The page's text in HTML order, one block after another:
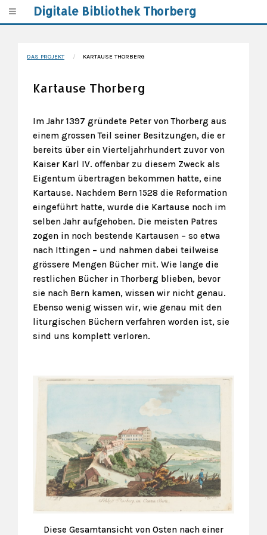
Digitale Bibliothek Thorberg
DAS PROJEKT KARTAUSE THORBERG
Kartause Thorberg
Im Jahr 1397 gründete Peter von Thorberg aus
einem grossen Teil seiner Besitzungen, die er
bereits über ein Vierteljahrhundert zuvor von
Kaiser Karl IV. offenbar zu diesem Zweck als
Eigentum übertragen bekommen hatte, eine
Kartause. Nachdem Bern 1528 die Reformation
eingeführt hatte, wurde die Kartause noch im
selben Jahr aufgehoben. Die meisten Patres
zogen in noch bestende Kartausen – so etwa
nach Ittingen – und nahmen dabei teilweise
grössere Mengen Bücher mit. Wie lange die
restlichen Bücher in Thorberg blieben, bevor
sie nach Bern kamen, wissen wir nicht genau.
Ebenso wenig wissen wir, wie genau mit den
liturgischen Büchern verfahren worden ist, sie
sind uns komplett verloren.
Diese Gesamtansicht von Osten nach einer